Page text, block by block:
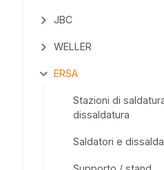
JBC
WELLER
ERSA
Stazioni di
dissaldatura
Saldatori e